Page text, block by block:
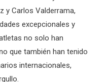
y Carlos Valderrama,
excepcionales y
no solo han
que también han tenido
internacionales,